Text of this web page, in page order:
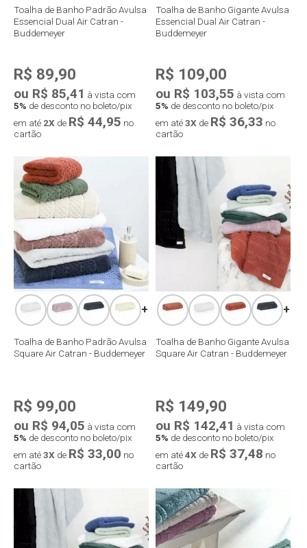
Toalha de Banho Padrão Avulsa
Essencial Dual Air Catran -
Buddemeyer
R$ 89,90
ou R$ 85,41 à vista com
5% de desconto no boleto/pix
em até 2X de R$ 44,95 no
cartão
Compra rápida
Toalha de Banho Gigante Avulsa
Essencial Dual Air Catran -
Buddemeyer
R$ 109,00
ou R$ 103,55 à vista com
5% de desconto no boleto/pix
em até3X de R$ 36,33 no
cartão
Compra rápida
+
Toalha de Banho Padrão Avulsa
Square Air Catran - Buddemeyer
R$ 99,00
ou R$ 94,05 à vista com
5% de desconto no boleto/pix
em até3X de R$ 33,00 no
cartão
Compra rápida
+
Toalha de Banho Gigante Avulsa
Square Air Catran - Buddemeyer
R$ 149,90
ou R$ 142,41 à vista com
5% de desconto no boleto/pix
em até4X de R$ 37,48 no
cartão
Compra rápida